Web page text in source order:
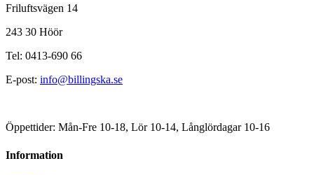
Friluftsvägen 14
243 30 Höör
Tel: 0413-690 66
E-post: info@billingska.se
Öppettider: Mån-Fre 10-18, Lör 10-14, Långlördagar 10-16
Information